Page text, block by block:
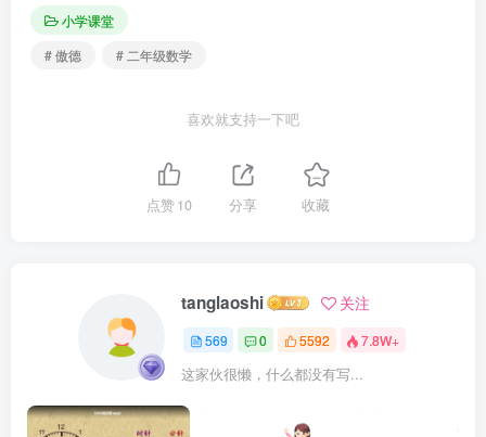
小学课堂
# 傲德
# 二年级数学
喜欢就支持一下吧
点赞10 分享 收藏
tanglaoshi 关注
569 0 5592 7.8W+
这家伙很懒，什么都没有写...